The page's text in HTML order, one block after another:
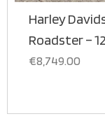
Harley
Roadster –
€8,749.00